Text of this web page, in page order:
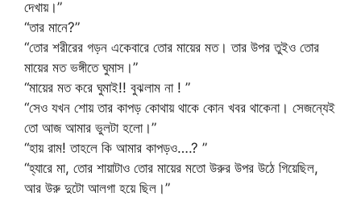
দেখায়।”
“তার মানে?”
“তোর শরীরের গড়ন একেবারে তোর মায়ের মত। তার উপর তুইও তোর
মায়ের মত ভঙ্গীতে ঘুমাস।”
“মায়ের মত করে ঘুমাই!! বুঝলাম না ! ”
“সেও যখন শোয় তার কাপড় কোথায় থাকে কোন খবর থাকেনা। সেজন্যেই
তো আজ আমার ভুলটা হলো।”
“হায় রাম! তাহলে কি আমার কাপড়ও….? ”
“হ্যারে মা, তোর শায়াটাও তোর মায়ের মতো উরুর উপর উঠে গিয়েছিল,
আর উরু দুটো আলগা হয়ে ছিল।”